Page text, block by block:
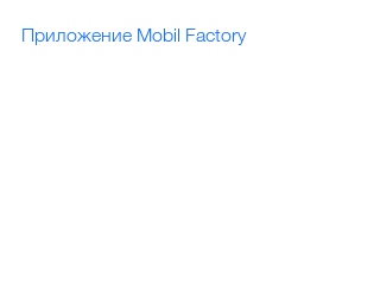
Приложение Mobil Factory